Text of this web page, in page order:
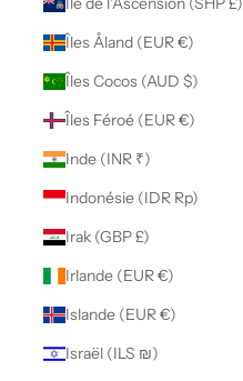
Îles Åland (EUR €)
Îles Cocos (AUD $)
Îles Féroé (EUR €)
Inde (INR ₹)
Indonésie (IDR Rp)
Irak (GBP £)
Irlande (EUR €)
Islande (EUR €)
Israël (ILS ₪)